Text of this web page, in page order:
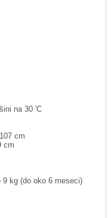
na 30 'C
cm
cm
9 kg (do oko 6 meseci)